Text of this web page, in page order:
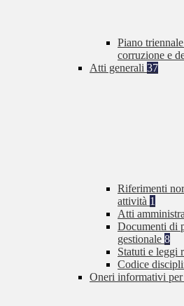
Piano
corruzione e
Atti generali 37
Riferimenti
attività 1
Atti
Documenti di
gestionale 8
Statuti e leggi
Codice
Oneri informativi